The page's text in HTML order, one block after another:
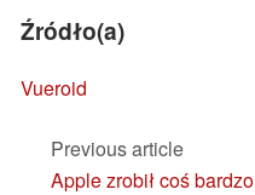
Źródło(a)
Vueroid
Previous article
Apple zrobił coś bardzo